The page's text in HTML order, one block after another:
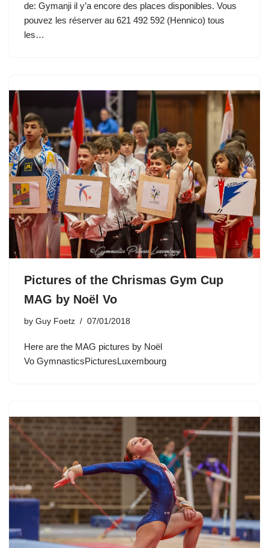
de: Gymanji il y’a encore des places disponibles. Vous
pouvez les réserver au 621 492 592 (Hennico) tous
les…
Pictures of the Chrismas Gym Cup
MAG by Noël Vo
by Guy Foetz 07/01/2018
Here are the MAG pictures by Noël
Vo GymnasticsPicturesLuxembourg